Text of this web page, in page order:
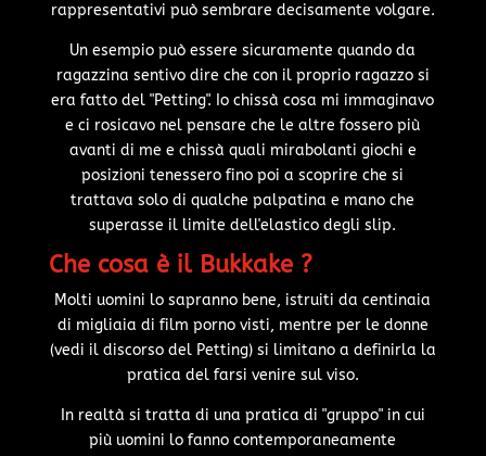
rappresentativi può sembrare decisamente volgare.
Un esempio può essere sicuramente quando da
ragazzina sentivo dire che con il proprio ragazzo si
era fatto del "Petting". Io chissà cosa mi immaginavo
e ci rosicavo nel pensare che le altre fossero più
avanti di me e chissà quali mirabolanti giochi e
posizioni tenessero fino poi a scoprire che si
trattava solo di qualche palpatina e mano che
superasse il limite dell'elastico degli slip.
Che cosa è il Bukkake ?
Molti uomini lo sapranno bene, istruiti da centinaia
di migliaia di film porno visti, mentre per le donne
(vedi il discorso del Petting) si limitano a definirla la
pratica del farsi venire sul viso.
In realtà si tratta di una pratica di "gruppo" in cui
più uomini lo fanno contemporaneamente